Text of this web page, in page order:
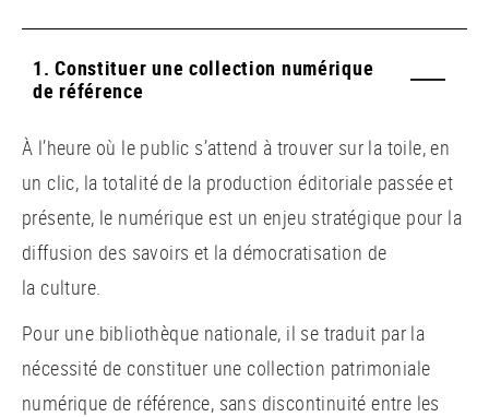
1. Constituer une collection numérique
de référence
À l’heure où le public s’attend à trouver sur la toile, en
un clic, la totalité de la production éditoriale passée et
présente, le numérique est un enjeu stratégique pour la
diffusion des savoirs et la démocratisation de
la culture.
Pour une bibliothèque nationale, il se traduit par la
nécessité de constituer une collection patrimoniale
numérique de référence, sans discontinuité entre les